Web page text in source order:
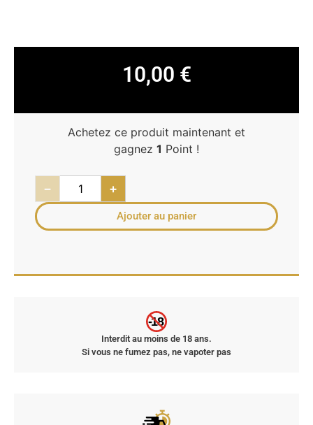
10,00 €
Achetez ce produit maintenant et
gagnez 1 Point !
− +
Ajouter au panier
-18
Interdit au moins de 18 ans.
Si vous ne fumez pas, ne vapoter pas